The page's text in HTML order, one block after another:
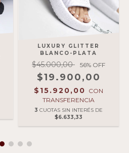
LUXURY GLITTER
BLANCO-PLATA
$45.000,00 56% OFF
$19.900,00
$15.920,00 CON
TRANSFERENCIA
3 CUOTAS SIN INTERÉS DE
$6.633,33